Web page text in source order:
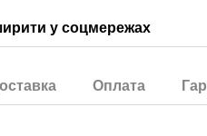
у соцмережах
Оплата